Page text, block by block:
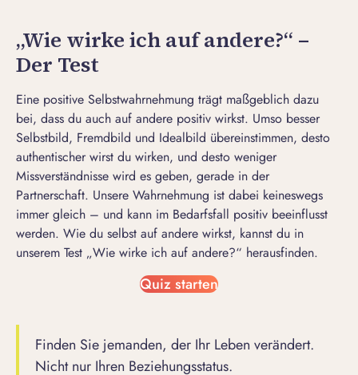
„Wie wirke ich auf andere?“ –
Der Test
Eine positive Selbstwahrnehmung trägt maßgeblich dazu
bei, dass du auch auf andere positiv wirkst. Umso besser
Selbstbild, Fremdbild und Idealbild übereinstimmen, desto
authentischer wirst du wirken, und desto weniger
Missverständnisse wird es geben, gerade in der
Partnerschaft. Unsere Wahrnehmung ist dabei keineswegs
immer gleich – und kann im Bedarfsfall positiv beeinflusst
werden. Wie du selbst auf andere wirkst, kannst du in
unserem Test „Wie wirke ich auf andere?“ herausfinden.
Quiz starten
Finden Sie jemanden, der Ihr Leben verändert.
Nicht nur Ihren Beziehungsstatus.